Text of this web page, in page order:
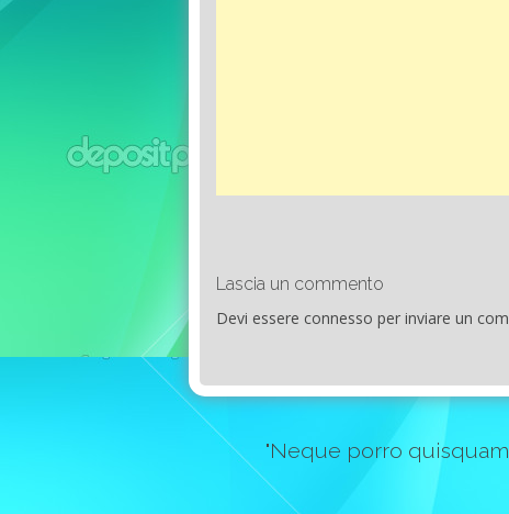
Lascia un commento
Devi essere connesso per inviare un
"Neque porro